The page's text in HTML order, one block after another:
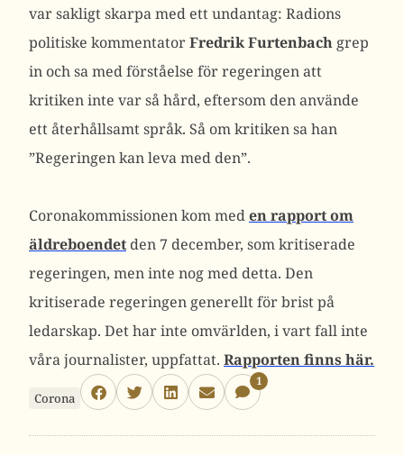
var sakligt skarpa med ett undantag: Radions
politiske kommentatorFredrik Furtenbach grep
in och sa med förståelse för regeringen att
kritiken inte var så hård, eftersom den använde
ett återhållsamt språk. Så om kritiken sa han
”Regeringen kan leva med den”.
Coronakommissionen kom meden rapport om
äldreboendet den 7 december, som kritiserade
regeringen, men inte nog med detta. Den
kritiserade regeringen generellt för brist på
ledarskap. Det har inte omvärlden, i vart fall inte
våra journalister, uppfattat. Rapporten finns här.
Corona
1